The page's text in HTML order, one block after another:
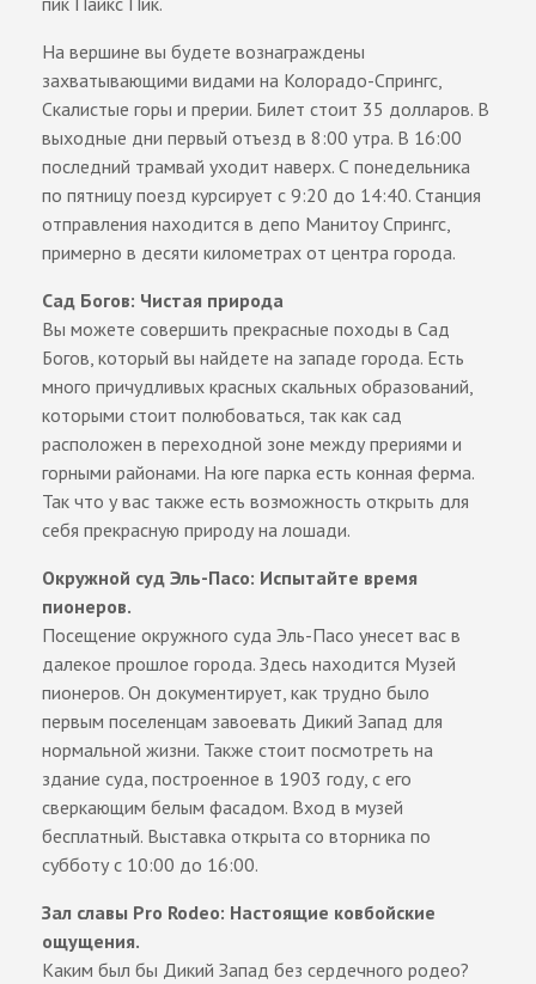
На вершине вы будете вознаграждены
захватывающими видами на Колорадо-Спрингс,
Скалистые горы и прерии. Билет стоит 35 долларов. В
выходные дни первый отъезд в 8:00 утра. В 16:00
последний трамвай уходит наверх. С понедельника
по пятницу поезд курсирует с 9:20 до 14:40. Станция
отправления находится в депо Манитоу Спрингс,
примерно в десяти километрах от центра города.
Сад Богов: Чистая природа
Вы можете совершить прекрасные походы в Сад
Богов, который вы найдете на западе города. Есть
много причудливых красных скальных образований,
которыми стоит полюбоваться, так как сад
расположен в переходной зоне между прериями и
горными районами. На юге парка есть конная ферма.
Так что у вас также есть возможность открыть для
себя прекрасную природу на лошади.
Окружной суд Эль-Пасо: Испытайте время
пионеров.
Посещение окружного суда Эль-Пасо унесет вас в
далекое прошлое города. Здесь находится Музей
пионеров. Он документирует, как трудно было
первым поселенцам завоевать Дикий Запад для
нормальной жизни. Также стоит посмотреть на
здание суда, построенное в 1903 году, с его
сверкающим белым фасадом. Вход в музей
бесплатный. Выставка открыта со вторника по
субботу с 10:00 до 16:00.
Зал славы Pro Rodeo: Настоящие ковбойские
ощущения.
Каким был бы Дикий Запад без сердечного родео?